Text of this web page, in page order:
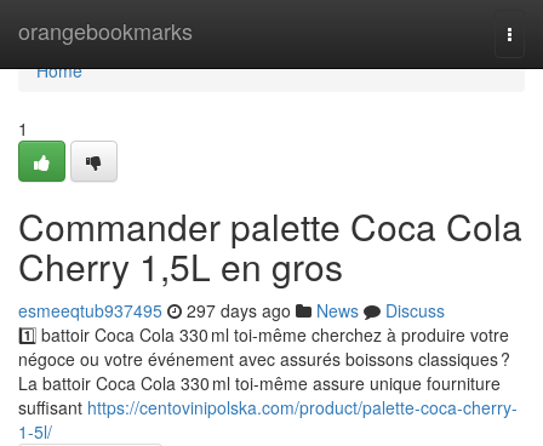
orangebookmarks
Home
Home
1
Commander palette Coca Cola
Cherry 1,5L en gros
esmeeqtub937495 297 days ago News
Discuss
1️⃣ battoir Coca Cola 330 ml toi-même cherchez à produire votre
négoce ou votre événement avec assurés boissons classiques ?
La battoir Coca Cola 330 ml toi-même assure unique fourniture
suffisant https://centovinipolska.com/product/palette-coca-cherry-
1-5l/